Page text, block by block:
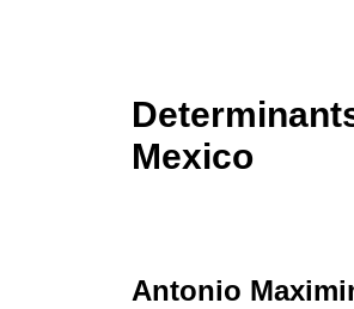
Mexico
Antonio